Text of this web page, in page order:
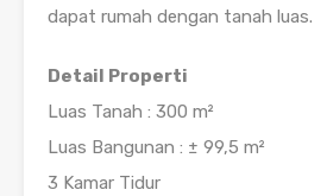
dapat rumah dengan tanah luas.
Detail Properti
Luas Tanah : 300 m²
Luas Bangunan : ± 99,5 m²
3 Kamar Tidur